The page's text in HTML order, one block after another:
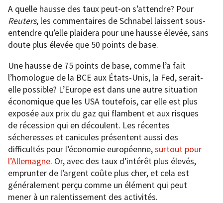
A quelle hausse des taux peut-on s’attendre? Pour
Reuters, les commentaires de Schnabel laissent sous-
entendre qu’elle plaidera pour une hausse élevée, sans
doute plus élevée que 50 points de base.
Une hausse de 75 points de base, comme l’a fait
l’homologue de la BCE aux États-Unis, la Fed, serait-
elle possible? L’Europe est dans une autre situation
économique que les USA toutefois, car elle est plus
exposée aux prix du gaz qui flambent et aux risques
de récession qui en découlent. Les récentes
sécheresses et canicules présentent aussi des
difficultés pour l’économie européenne,surtout pour
l’Allemagne. Or, avec des taux d’intérêt plus élevés,
emprunter de l’argent coûte plus cher, et cela est
généralement perçu comme un élément qui peut
mener à un ralentissement des activités.